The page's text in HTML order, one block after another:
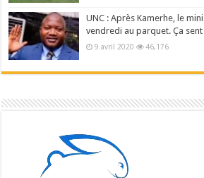
UNC : Après Kamerhe, le
vendredi au parquet. Ça
9 avril 2020 46,176